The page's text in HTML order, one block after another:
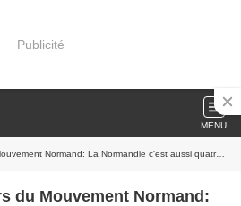
Publicité
MENU
La Normandie c'est aussi quatre parcs naturels régionaux...
du Mouvement Normand: